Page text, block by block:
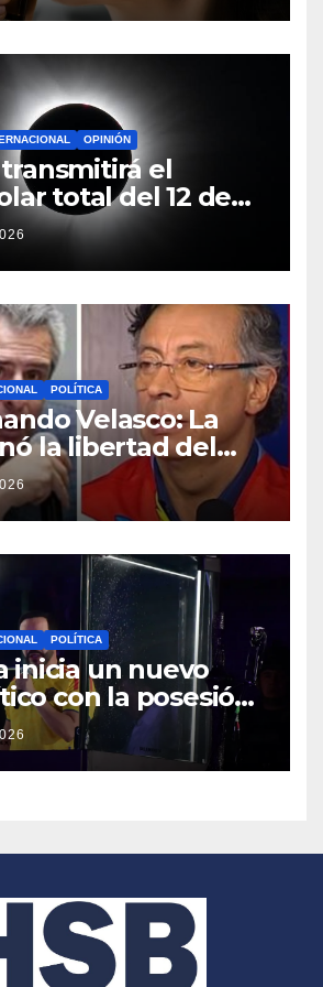
OPINIÓN
transmitirá el
total del 12 de
un pueblo de
POLÍTICA
Velasco: La
la libertad del
del Interior, así
Petro
POLÍTICA
inicia un nuevo
con la posesión
de la Espriella